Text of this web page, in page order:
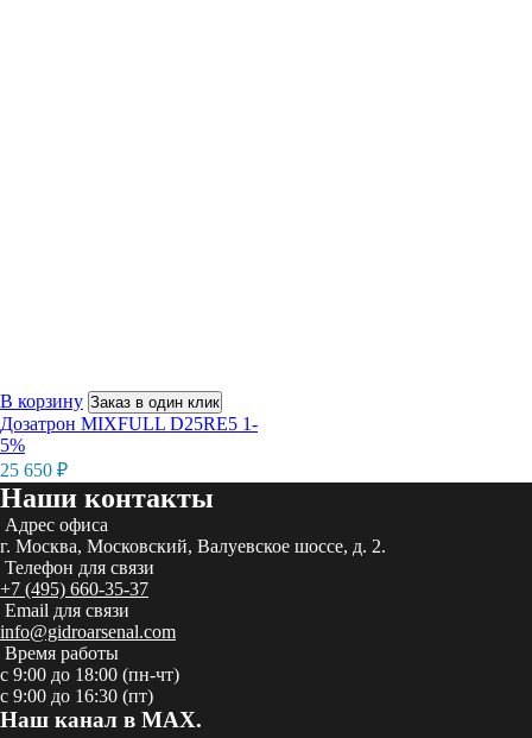
В корзину Заказ в один клик
Дозатрон MIXFULL D25RE5 1-
5%
25 650 ₽
Наши контакты
Адрес офиса
г. Москва, Московский, Валуевское шоссе, д. 2.
Телефон для связи
+7 (495) 660-35-37
Email для связи
info@gidroarsenal.com
Время работы
с 9:00 до 18:00 (пн-чт)
с 9:00 до 16:30 (пт)
Наш канал в MAX.